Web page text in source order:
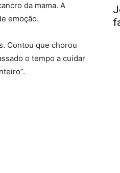
da mama. A
emoção.
Contou que chorou
o tempo a cuidar